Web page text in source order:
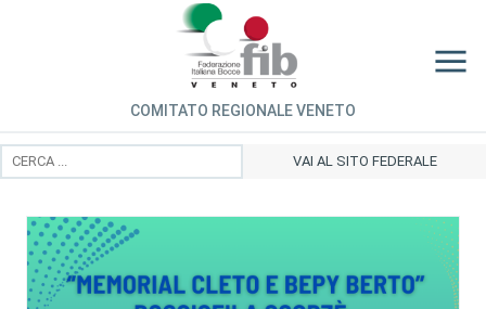
COMITATO REGIONALE VENETO
VAI AL SITO FEDERALE